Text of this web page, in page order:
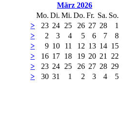
März 2026
Mo. Di. Mi. Do. Fr. Sa. So.
>
23 24 25 26 27 28
1
>
2 3 4 5 6 7
8
>
9 10 11 12 13 14 15
>
16 17 18 19 20 21
22
>
23 24 25 26 27 28 29
>
30 31 1 2 3 4 5